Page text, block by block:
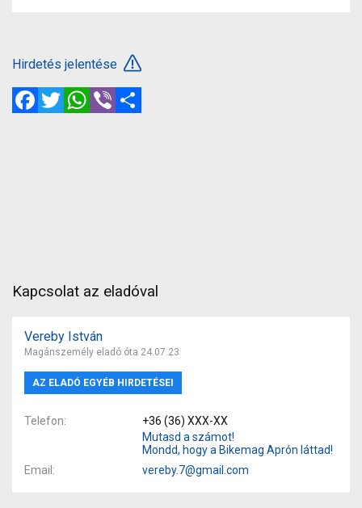
Hirdetés jelentése
FacebookTwitterWhatsApp
Viber
Kapcsolat az eladóval
Vereby István
Magánszemély eladó óta 24.07.23
AZ ELADÓ EGYÉB HIRDETÉSEI
Telefon
+36 (36) XXX-XX
Mutasd a számot!
Mondd, hogy a Bikemag Aprón láttad!
Email
vereby.7@gmail.com